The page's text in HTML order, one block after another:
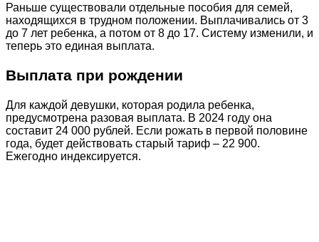
Раньше существовали отдельные пособия для семей,
находящихся в трудном положении. Выплачивались от 3
до 7 лет ребенка, а потом от 8 до 17. Систему изменили, и
теперь это единая выплата.
Выплата при рождении
Для каждой девушки, которая родила ребенка,
предусмотрена разовая выплата. В 2024 году она
составит 24 000 рублей. Если рожать в первой половине
года, будет действовать старый тариф – 22 900.
Ежегодно индексируется.